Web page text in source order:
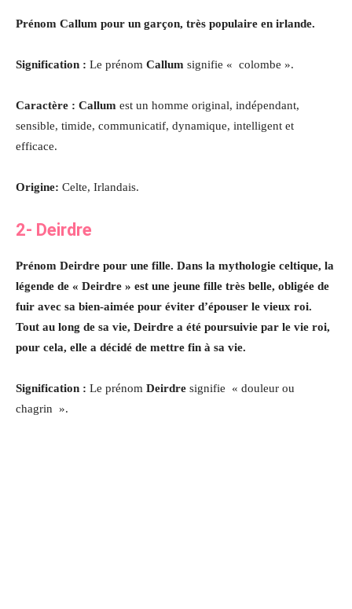
Prénom Callum pour un garçon, très populaire en irlande.
Signification : Le prénom Callum signifie « colombe ».
Caractère : Callum est un homme original, indépendant,
sensible, timide, communicatif, dynamique, intelligent et
efficace.
Origine: Celte, Irlandais.
2- Deirdre
Prénom Deirdre pour une fille. Dans la mythologie celtique, la
légende de « Deirdre » est une jeune fille très belle, obligée de
fuir avec sa bien-aimée pour éviter d’épouser le vieux roi.
Tout au long de sa vie, Deirdre a été poursuivie par le vie roi,
pour cela, elle a décidé de mettre fin à sa vie.
Signification : Le prénom Deirdre signifie « douleur ou
chagrin ».